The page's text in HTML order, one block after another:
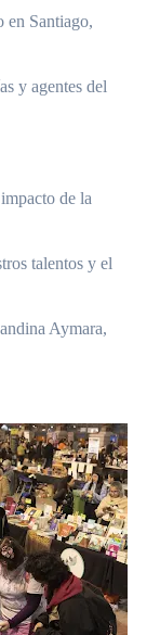
en Santiago,
y agentes del
de la
talentos y el
Aymara,